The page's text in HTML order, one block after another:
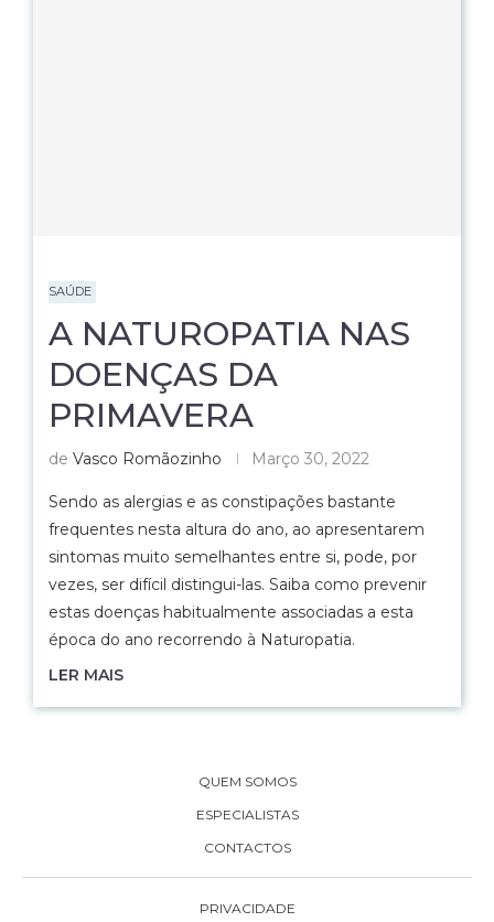
SAÚDE
A NATUROPATIA NAS
DOENÇAS DA
PRIMAVERA
de Vasco Romãozinho Março 30, 2022
Sendo as alergias e as constipações bastante
frequentes nesta altura do ano, ao apresentarem
sintomas muito semelhantes entre si, pode, por
vezes, ser difícil distingui-las. Saiba como prevenir
estas doenças habitualmente associadas a esta
época do ano recorrendo à Naturopatia.
LER MAIS
QUEM SOMOS
ESPECIALISTAS
CONTACTOS
PRIVACIDADE